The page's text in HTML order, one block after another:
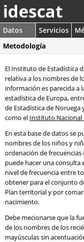
idescat
Datos Servicios
Metodología
El Instituto de Estadística
relativa a los nombres de
información es parecida
estadística de Europa,
de Estadística de Noruega
como el Instituto Nacional
En esta base de datos se
nombres de los niños y
ordenación de
puede hacer una consulta
nivel de frecuencia entre
obtener para el conjunto
Plan territorial y por
nacimiento.
Debe mecionarse que la
de los nombres de los
mayúsculas sin